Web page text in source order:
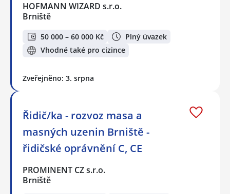
HOFMANN WIZARD s.r.o.
Brniště
50 000 – 60 000 Kč
Plný úvazek
Vhodné také pro cizince
Zveřejněno: 3. srpna
Řidič/ka - rozvoz masa a
masných uzenin Brniště -
řidičské oprávnění C, CE
PROMINENT CZ s.r.o.
Brniště